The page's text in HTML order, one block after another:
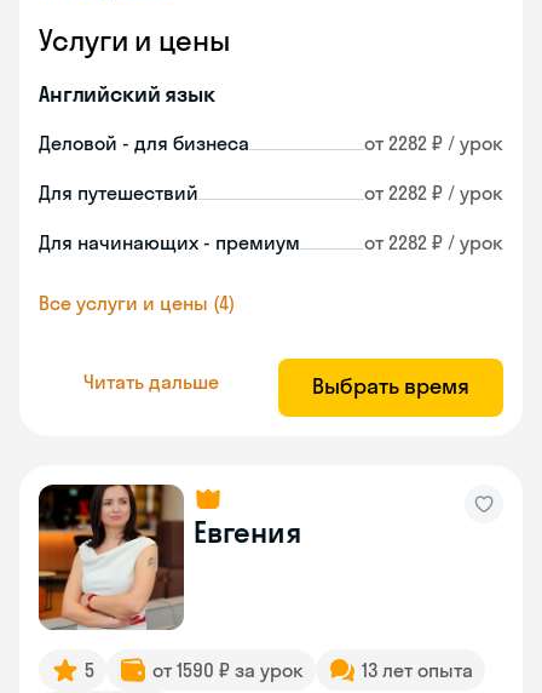
Услуги и цены
Английский язык
Деловой - для бизнеса от 2282 ₽ / урок
Для путешествий от 2282 ₽ / урок
Для начинающих - премиум от 2282 ₽ / урок
Все услуги и цены (4)
Читать дальше Выбрать время
Евгения
5 от 1590 ₽ за урок
13 лет опыта